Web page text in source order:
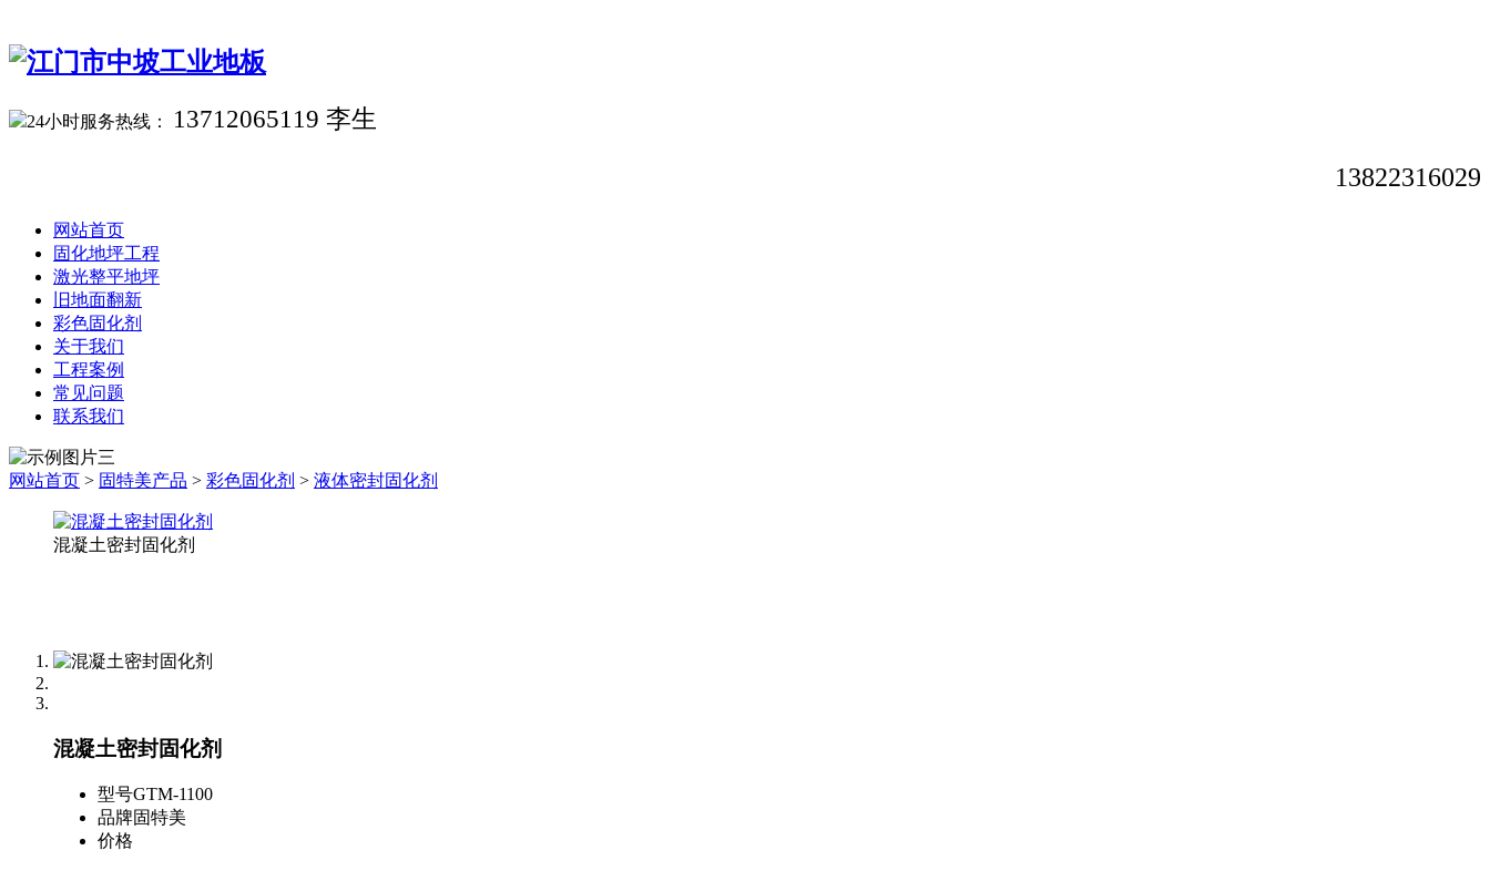
24小时服务热线： 13712065119 李生
13822316029
网站首页
固化地坪工程
激光整平地坪
旧地面翻新
彩色固化剂
关于我们
工程案例
常见问题
联系我们
网站首页 > 固特美产品 > 彩色固化剂 > 液体密封固化剂
混凝土密封固化剂
混凝土密封固化剂
型号GTM-1100
品牌固特美
价格